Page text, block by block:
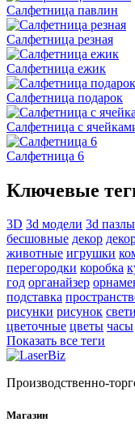
Салфетница павлин
Салфетница резная
Салфетница ежик
Салфетница подарок
Салфетница с
Салфетница 6
Ключевые
3D 3d модели 3d пазлы
бесшовные декор
животные игрушки
перегородки коробка
год органайзер
подставка
рисунки рисунок
цветочные цветы часы
Показать все теги
Производственно-
Магазин